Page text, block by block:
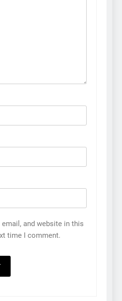
email, and website in this
time I comment.